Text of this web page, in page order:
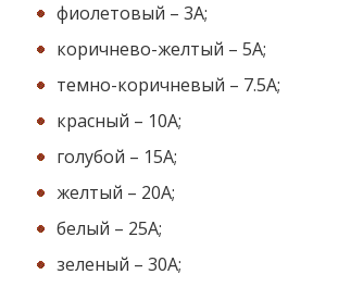
фиолетовый – 3А;
коричнево-желтый – 5А;
темно-коричневый – 7.5А;
красный – 10А;
голубой – 15А;
желтый – 20А;
белый – 25А;
зеленый – 30А;